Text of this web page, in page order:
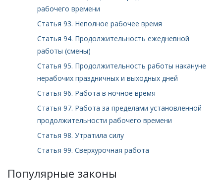
рабочего времени
Статья 93. Неполное рабочее время
Статья 94. Продолжительность ежедневной
работы (смены)
Статья 95. Продолжительность работы накануне
нерабочих праздничных и выходных дней
Статья 96. Работа в ночное время
Статья 97. Работа за пределами установленной
продолжительности рабочего времени
Статья 98. Утратила силу
Статья 99. Сверхурочная работа
Популярные законы